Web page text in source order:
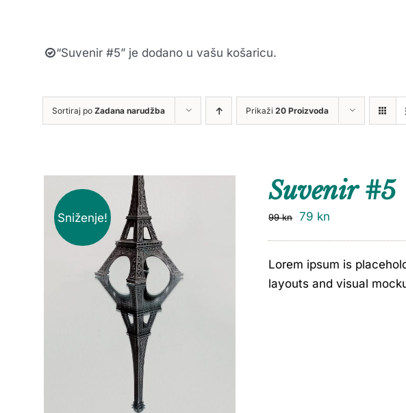
“Suvenir #5” je dodano u vašu košaricu.
Sortiraj po Zadana narudžba Prikaži 20 Proizvoda
Sniženje!
Suvenir #5
99kn 79 kn
Lorem ipsum is
layouts and visual